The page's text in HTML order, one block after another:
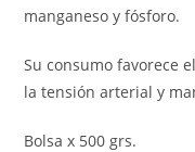
manganeso y fósforo.
Su consumo favorece
la tensión arterial y
Bolsa x 500 grs.